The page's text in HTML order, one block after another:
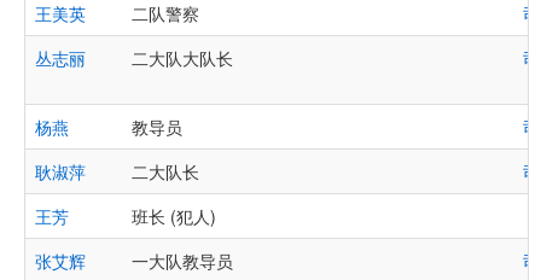
王美英
二队警察
丛志丽
二大队大队长
杨燕 教导员
耿淑萍
二大队长
王芳
班长 (犯人)
张艾辉
一大队教导员